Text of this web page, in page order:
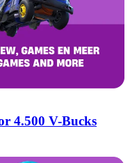
4.500 V-Bucks